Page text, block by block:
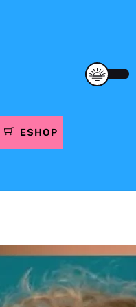
ESHOP